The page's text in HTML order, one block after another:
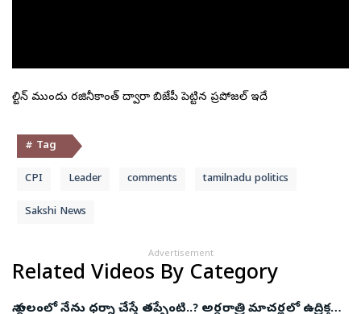
స్టాలిన్ ముందు రజినీకాంత్ ద్వారా బిజేపీ పెట్టిన ప్రపోజల్ ఇదే
# Tag
CPI Leader comments tamilnadu politics
Sakshi News
Advertisement
Related Videos By Category
నా స్థలంలో నేను ధర్నా చేస్తే తప్పేంటి..? అర్ధరాత్రి మాచర్లలో ఉద్రిక్తత..